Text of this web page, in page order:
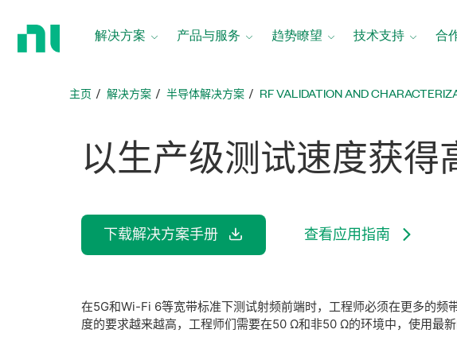
解决方案 产品与服务 趋势瞭望 技术支持 合
主页 解决方案 半导体解决方案 RF VALIDATION AND
以生产级测试速度获得
下载解决方案手册 查看应用指南
在5G和Wi-Fi 6等宽带标准下测试射频前端时，工程师必须在更多的
度的要求越来越高，工程师们需要在50 Ω和非50 Ω的环境中，使用最